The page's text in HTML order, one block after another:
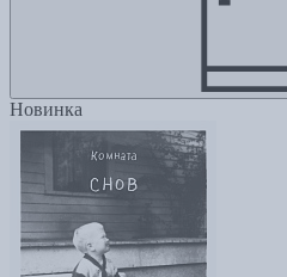
Новинка